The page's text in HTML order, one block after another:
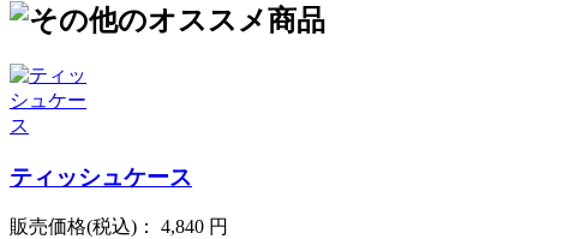
ティッシュケース
販売価格(税込)： 4,840 円